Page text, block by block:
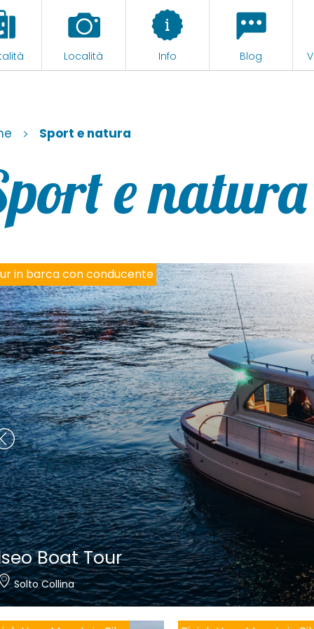
Località Info Blog
> Sport e natura
e natura
imbarcazioni e tour
Bertelli
Paratico